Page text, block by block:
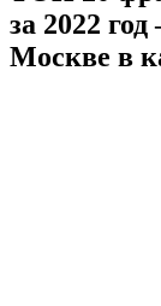
за 2022
Москве в